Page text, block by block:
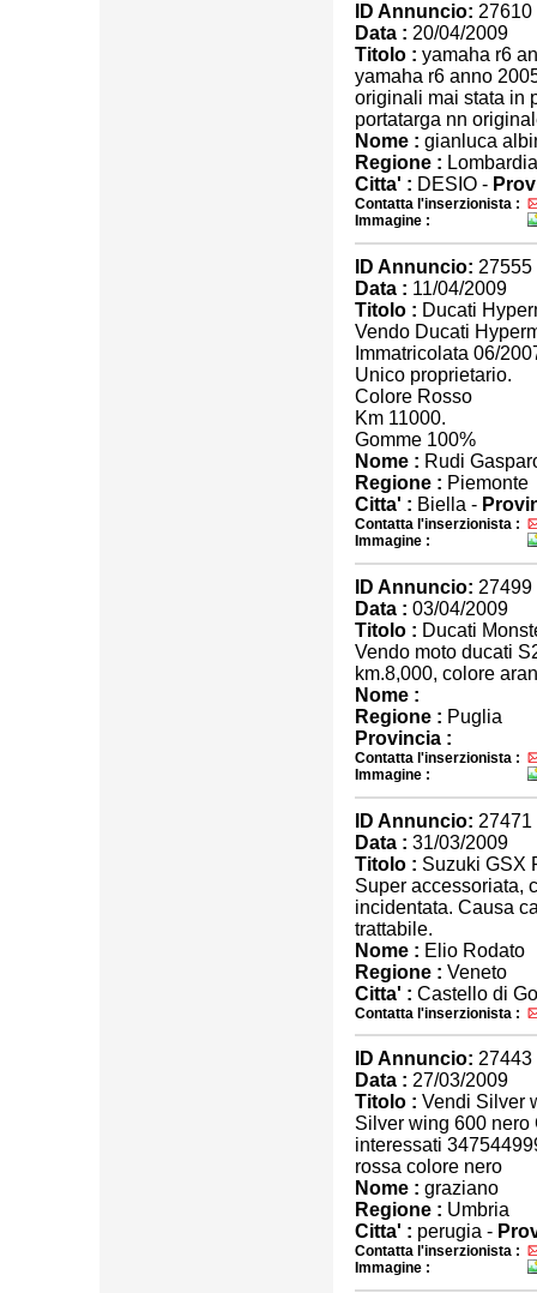
ID Annuncio: 27610
Data : 20/04/2009
Titolo : yamaha r6
yamaha r6 anno
originali mai stata in
portatarga nn
Nome : gianluca
Regione : Lombardia
Citta' : DESIO -
Contatta l'inserzionista :
Immagine :
ID Annuncio: 27555
Data : 11/04/2009
Titolo : Ducati
Vendo Ducati
Immatricolata 06/
Unico proprietario.
Colore Rosso
Km 11000.
Gomme 100%
Nome : Rudi
Regione : Piemonte
Citta' : Biella -
Contatta l'inserzionista :
Immagine :
ID Annuncio: 27499
Data : 03/04/2009
Titolo : Ducati
Vendo moto ducati
km.8,000, colore
Nome :
Regione : Puglia
Provincia :
Contatta l'inserzionista :
Immagine :
ID Annuncio: 27471
Data : 31/03/2009
Titolo : Suzuki GSX
Super accessoriata,
incidentata. Causa
trattabile.
Nome : Elio Rodato
Regione : Veneto
Citta' : Castello di
Contatta l'inserzionista :
ID Annuncio: 27443
Data : 27/03/2009
Titolo : Vendi Silver
Silver wing 600 nero
interessati
rossa colore nero
Nome : graziano
Regione : Umbria
Citta' : perugia -
Contatta l'inserzionista :
Immagine :